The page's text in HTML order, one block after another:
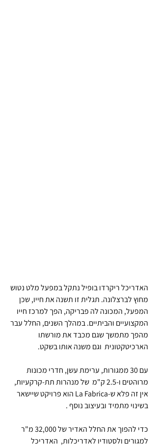
האדריכל ריקרדו בופיל נתקל במפעל מלט נטוש
מחוץ לברצלונה. תגלית זו תשנה את חייו, שכן
המפעל, המכונה לה פבריקה, הפך למרכז חייו
המקצועיים והביתיים. במהלך השנים, החלל עבר
מהפך מתמשך שגם מכבד את מורשתו
הארכיטקטונית  וגם משנה אותו בשקט.
עם 30 ממגורות, ערימת עשן, חדרי מכונות
מרוהטים ו-2.5 ק"מ  של מנהרות תת-קרקעיות,
אין זה פלא ש-La Fabrica הוא פרויקט שיישאר
בשינוי מתמיד ובעיצוב נוסף .
כדי להפוך את החלל האדיר של 32,000 מ"ר
למגורים ולסטודיו לאדריכלות,  האדריכל